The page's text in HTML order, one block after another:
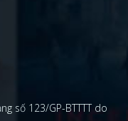
số 123/GP-BTTTT do